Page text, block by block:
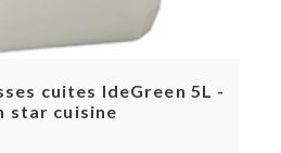
cuites IdeGreen 5L -
star cuisine